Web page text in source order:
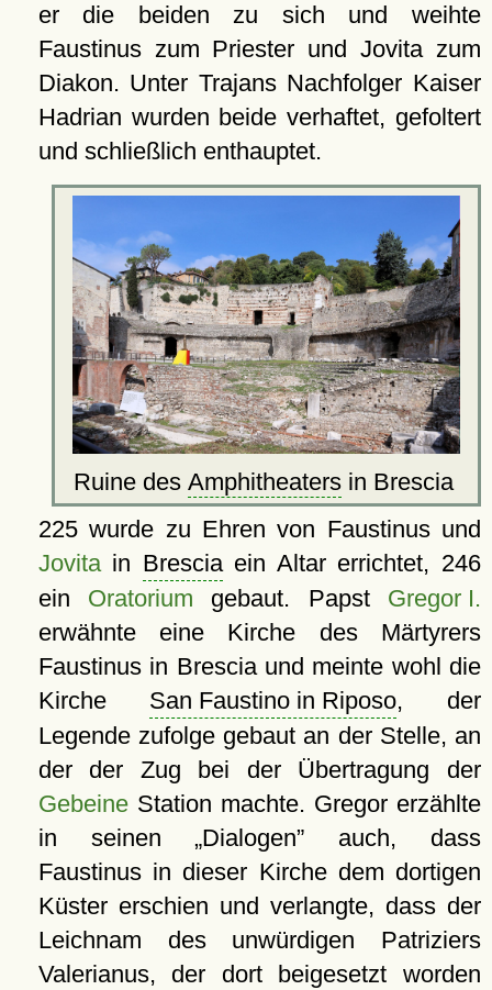
er die beiden zu sich und weihte
Faustinus zum Priester und Jovita zum
Diakon. Unter Trajans Nachfolger Kaiser
Hadrian wurden beide verhaftet, gefoltert
und schließlich enthauptet.
Ruine des Amphitheatersin Brescia
225 wurde zu Ehren von Faustinus und
Jovitain Bresciaein Altar errichtet, 246
ein Oratorium gebaut. Papst Gregor I.
erwähnte eine Kirche des Märtyrers
Faustinus in Brescia und meinte wohl die
Kirche San Faustino in Riposo, der
Legende zufolge gebaut an der Stelle, an
der der Zug bei der Übertragung der
GebeineStation machte. Gregor erzählte
in seinen Dialogen
auch, dass
Faustinus in dieser Kirche dem dortigen
Küster erschien und verlangte, dass der
Leichnam des unwürdigen Patriziers
Valerianus, der dort beigesetzt worden